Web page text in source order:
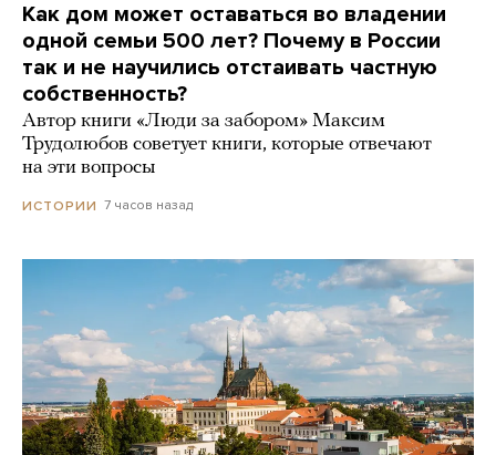
Как дом может оставаться во владении
одной семьи 500 лет? Почему в России
так и не научились отстаивать частную
собственность?
Автор книги «Люди за забором» Максим
Трудолюбов советует книги, которые отвечают
на эти вопросы
ИСТОРИИ 7 часов назад